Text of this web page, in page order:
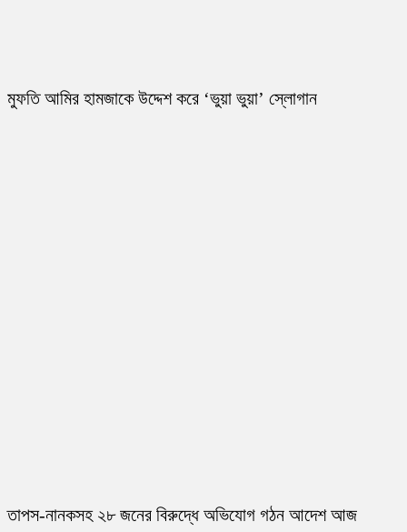
মুফতি আমির হামজাকে উদ্দেশ করে ‘ভুয়া ভুয়া’ স্লোগান
তাপস-নানকসহ ২৮ জনের বিরুদ্ধে অভিযোগ গঠন আদেশ আজ